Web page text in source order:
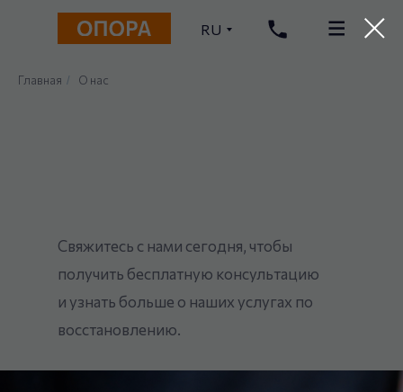
RU
Главная / О нас
Свяжитесь с нами сегодня, чтобы
получить бесплатную консультацию
и узнать больше о наших услугах по
восстановлению.